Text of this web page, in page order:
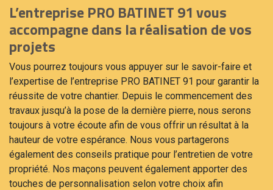
L’entreprise PRO BATINET 91 vous
accompagne dans la réalisation de vos
projets
Vous pourrez toujours vous appuyer sur le savoir-faire et
l’expertise de l’entreprise PRO BATINET 91 pour garantir la
réussite de votre chantier. Depuis le commencement des
travaux jusqu’à la pose de la dernière pierre, nous serons
toujours à votre écoute afin de vous offrir un résultat à la
hauteur de votre espérance. Nous vous partagerons
également des conseils pratique pour l’entretien de votre
propriété. Nos maçons peuvent également apporter des
touches de personnalisation selon votre choix afin